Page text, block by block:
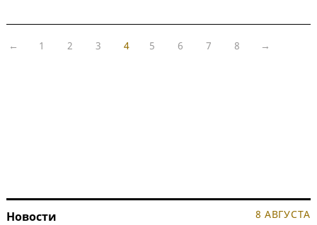
← 1 2 3 4 5 6 7 8 →
Новости 8 АВГУСТА